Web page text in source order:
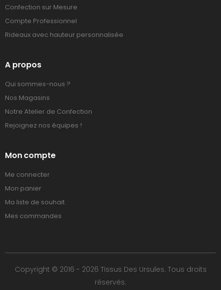
Confection sur Mesure
Compte Professionnel
Rideaux avec hauteur personnalisée
A propos
Qui sommes-nous ?
Nos Magasins
Notre Atelier de Confection
Rejoignez nos équipes !
Mon compte
Me connecter
Mon panier
Ma liste de souhait
Mes commandes
Copyright © 2016 - 2026 Tissus Des Ursules. Tous droits
réservés.